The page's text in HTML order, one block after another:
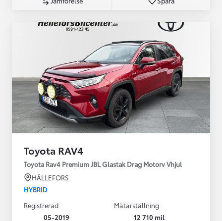
Toyota RAV4
Toyota Rav4 Premium JBL Glastak Drag Motorv Vhjul
HÄLLEFORS
HYBRID
Registrerad
05-2019
Mätarställning
12 710 mil